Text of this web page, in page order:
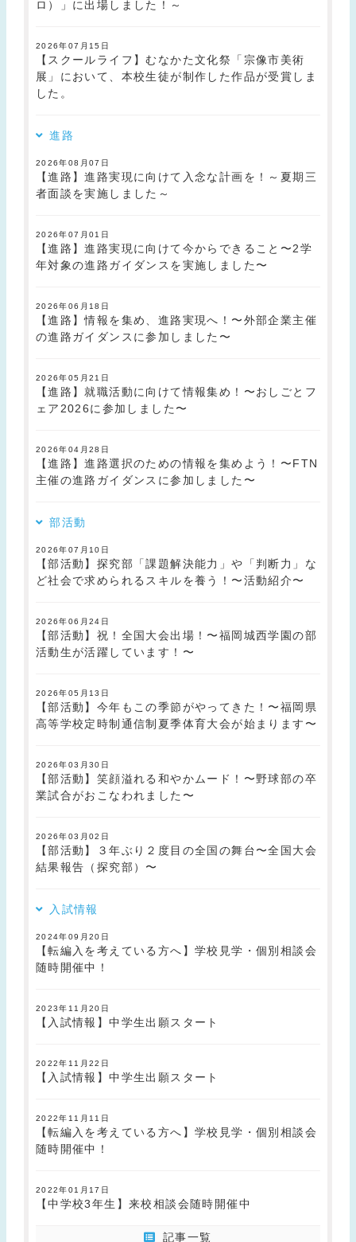
ロ）」に出場しました！～
2026年07月15日
【スクールライフ】むなかた文化祭「宗像市美術
展」において、本校生徒が制作した作品が受賞しま
した。
進路
2026年08月07日
【進路】進路実現に向けて入念な計画を！～夏期三
者面談を実施しました～
2026年07月01日
【進路】進路実現に向けて今からできること〜2学
年対象の進路ガイダンスを実施しました〜
2026年06月18日
【進路】情報を集め、進路実現へ！〜外部企業主催
の進路ガイダンスに参加しました〜
2026年05月21日
【進路】就職活動に向けて情報集め！〜おしごとフ
ェア2026に参加しました〜
2026年04月28日
【進路】進路選択のための情報を集めよう！〜FTN
主催の進路ガイダンスに参加しました〜
部活動
2026年07月10日
【部活動】探究部「課題解決能力」や「判断力」な
ど社会で求められるスキルを養う！〜活動紹介〜
2026年06月24日
【部活動】祝！全国大会出場！〜福岡城西学園の部
活動生が活躍しています！〜
2026年05月13日
【部活動】今年もこの季節がやってきた！〜福岡県
高等学校定時制通信制夏季体育大会が始まります〜
2026年03月30日
【部活動】笑顔溢れる和やかムード！〜野球部の卒
業試合がおこなわれました〜
2026年03月02日
【部活動】３年ぶり２度目の全国の舞台〜全国大会
結果報告（探究部）〜
入試情報
2024年09月20日
【転編入を考えている方へ】学校見学・個別相談会
随時開催中！
2023年11月20日
【入試情報】中学生出願スタート
2022年11月22日
【入試情報】中学生出願スタート
2022年11月11日
【転編入を考えている方へ】学校見学・個別相談会
随時開催中！
2022年01月17日
【中学校3年生】来校相談会随時開催中
記事一覧